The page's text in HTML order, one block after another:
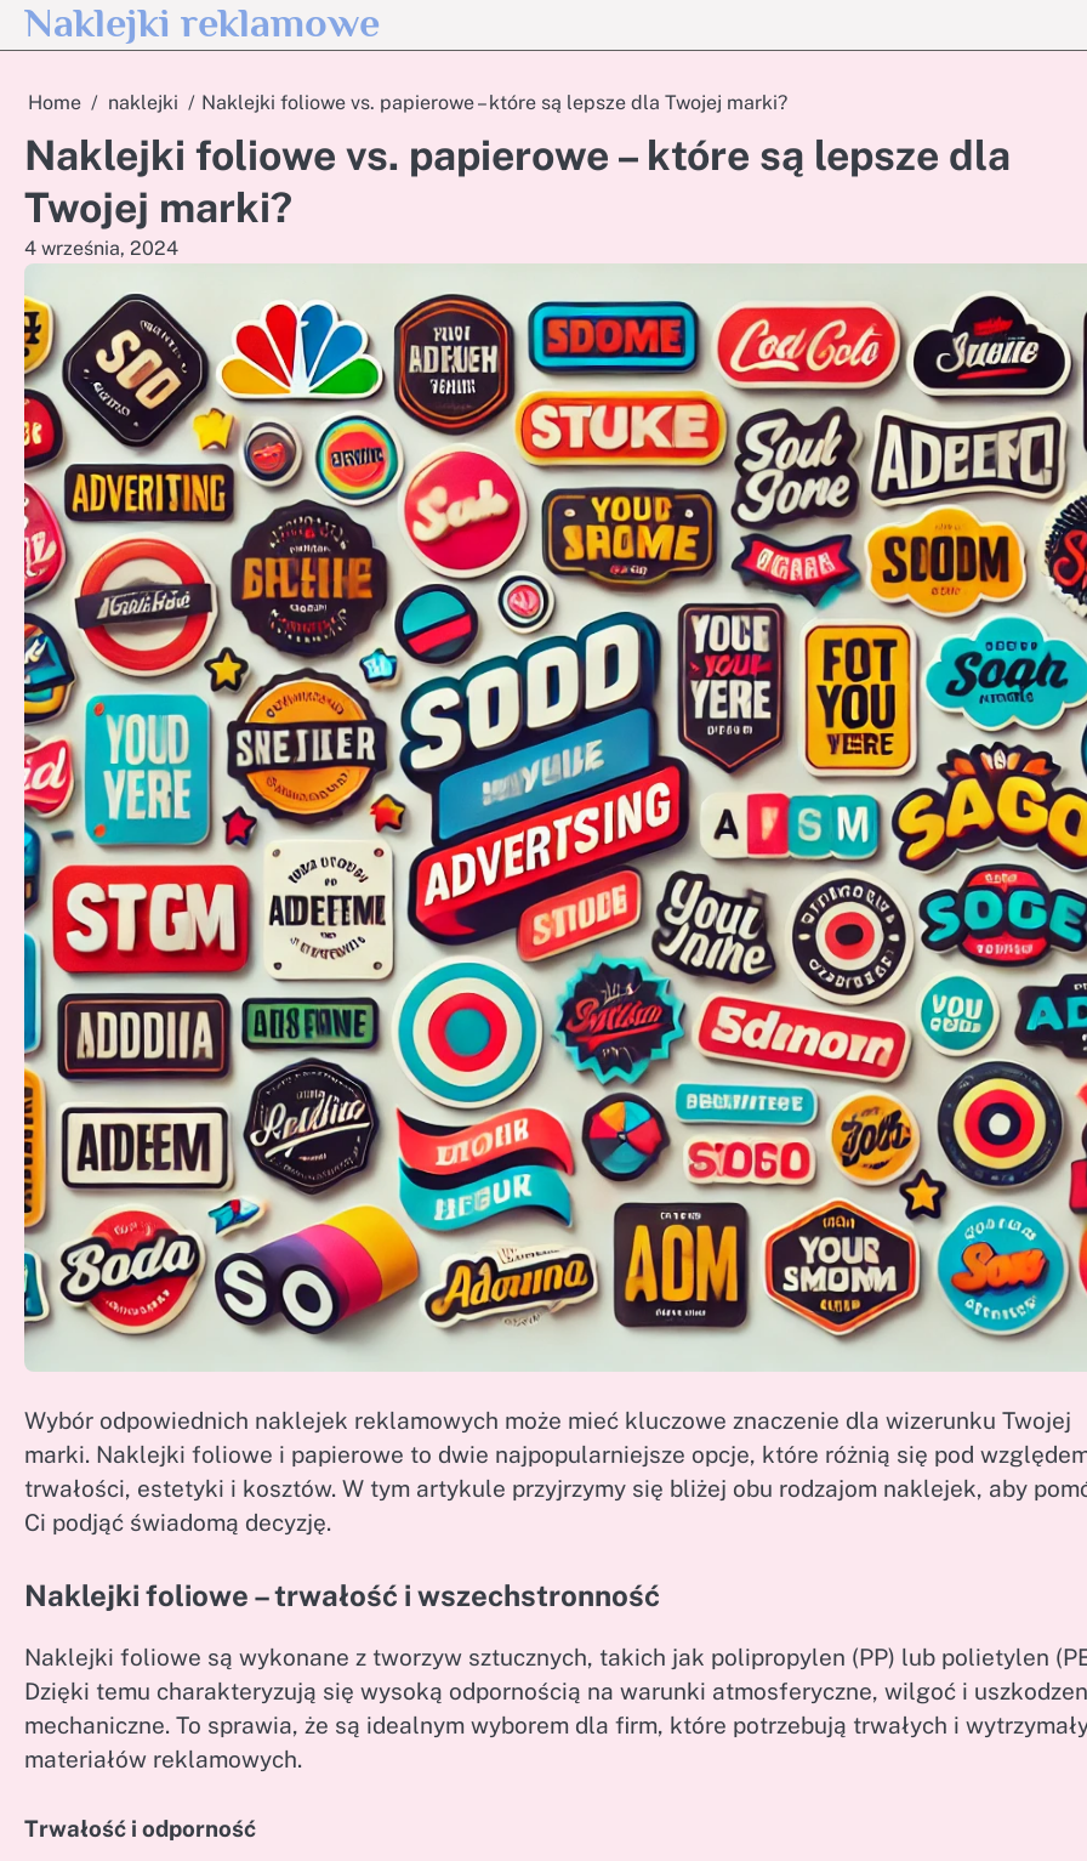
SkipNaklejki reklamowe
Home naklejki Naklejki foliowe vs. papierowe – które są lepsze dla Twojej marki?
Naklejki foliowe vs. papierowe – które są lepsze dla
Twojej marki?
4 września, 2024
Wybór odpowiednich naklejek reklamowych może mieć kluczowe znaczenie dla wizerunku Twojej
marki. Naklejki foliowe i papierowe to dwie najpopularniejsze opcje, które różnią się pod
trwałości, estetyki i kosztów. W tym artykule przyjrzymy się bliżej obu rodzajom naklejek, aby
Ci podjąć świadomą decyzję.
Naklejki foliowe – trwałość i wszechstronność
Naklejki foliowe są wykonane z tworzyw sztucznych, takich jak polipropylen (PP) lub polietylen
Dzięki temu charakteryzują się wysoką odpornością na warunki atmosferyczne, wilgoć i
mechaniczne. To sprawia, że są idealnym wyborem dla firm, które potrzebują trwałych i
materiałów reklamowych.
Trwałość i odporność